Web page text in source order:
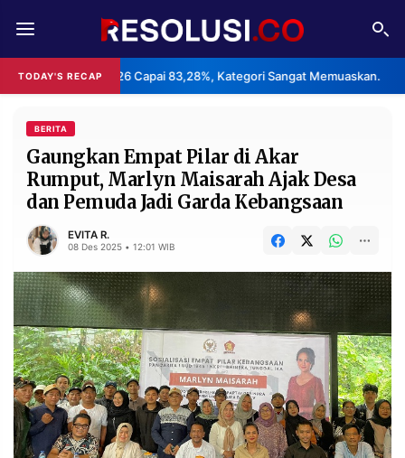
TODAY'S RECAP
2026 Capai 83,28%, Kategori Sangat Memuaskan. •
REDAKSI TENTANG
RESOLUSI IKLAN
RUBRIKASI
EDITORIAL AKSARA
FINANSIA PERSONA
DAERAH NASIONAL
MANCA SPORT
INFORMASI
PRIVACY
POLICY
BERITA
WARGA
INFORMASI KIRIM
BERITA
Gaungkan Empat Pilar di Akar
Rumput, Marlyn Maisarah Ajak Desa
dan Pemuda Jadi Garda Kebangsaan
EVITA R.
08 Des 2025 • 12:01 WIB